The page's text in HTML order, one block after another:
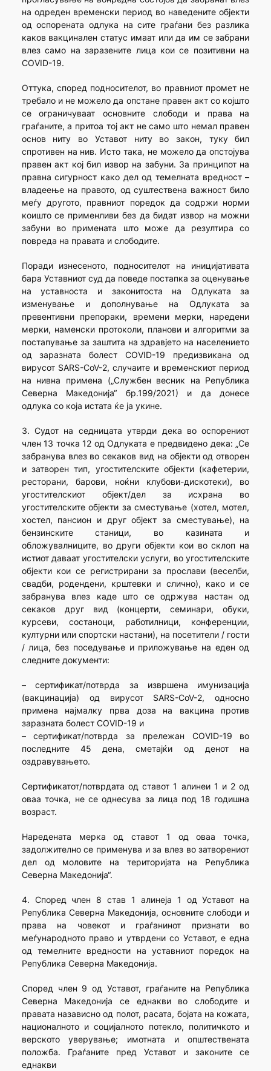
на одреден временски период во наведените објекти
од оспорената одлука на сите граѓани без разлика
каков вакцинален статус имаат или да им се забрани
влез само на заразените лица кои се позитивни на
COVID-19.
Оттука, според подносителот, во правниот промет не
требало и не можело да опстане правен акт со којшто
се ограничуваат основните слободи и права на
граѓаните, а притоа тој акт не само што немал правен
основ ниту во Уставот ниту во закон, туку бил
спротивен на нив. Исто така, не можело да опстојува
правен акт кој бил извор на забуни. За принципот на
правна сигурност како дел од темелната вредност –
владеење на правото, од суштествена важност било
меѓу другото, правниот поредок да содржи норми
коишто се применливи без да бидат извор на можни
забуни во примената што може да резултира со
повреда на правата и слободите.
Поради изнесеното, подносителот на иницијативата
бара Уставниот суд да поведе постапка за оценување
на уставноста и законитоста на Одлуката за
изменување и дополнување на Одлуката за
превентивни препораки, времени мерки, наредени
мерки, наменски протоколи, планови и алгоритми за
постапување за заштита на здравјето на населението
од заразната болест COVID-19 предизвикана од
вирусот SARS-CoV-2, случаите и временскиот период
на нивна примена („Службен весник на Република
Северна Македонија“ бр.199/2021) и да донесе
одлука со која истата ќе ја укине.
3. Судот на седницата утврди дека во оспорениот
член 13 точка 12 од Одлуката е предвидено дека: „Се
забранува влез во секаков вид на објекти од отворен
и затворен тип, угостителските објекти (кафетерии,
ресторани, барови, ноќни клубови-дискотеки), во
угостителскиот објект/дел за исхрана во
угостителските објекти за сместување (хотел, мотел,
хостел, пансион и друг објект за сместување), на
бензинските станици, во казината и
обложувалниците, во други објекти кои во склоп на
истиот даваат угостителски услуги, во угостителските
објекти кои се регистрирани за прослави (веселби,
свадби, родендени, крштевки и слично), како и се
забранува влез каде што се одржува настан од
секаков друг вид (концерти, семинари, обуки,
курсеви, состаноци, работилници, конференции,
културни или спортски настани), на посетители / гости
/ лица, без поседување и приложување на еден од
следните документи:
– сертификат/потврда за извршена имунизација
(вакцинација) од вирусот SARS-CoV-2, односно
примена најмалку прва доза на вакцина против
заразната болест COVID-19 и
– сертификат/потврда за прележан COVID-19 во
последните 45 дена, сметајќи од денот на
оздравувањето.
Сертификатот/потврдата од ставот 1 алинеи 1 и 2 од
оваа точка, не се однесува за лица под 18 годишна
возраст.
Наредената мерка од ставот 1 од оваа точка,
задолжително се применува и за влез во затворениот
дел од моловите на територијата на Република
Северна Македонија“.
4. Според член 8 став 1 алинеја 1 од Уставот на
Република Северна Македонија, основните слободи и
права на човекот и граѓанинот признати во
меѓународното право и утврдени со Уставот, е една
од темелните вредности на уставниот поредок на
Република Северна Македонија.
Според член 9 од Уставот, граѓаните на Република
Северна Македонија се еднакви во слободите и
правата назависно од полот, расата, бојата на кожата,
националното и социјалното потекло, политичкото и
верското уверување; имотната и општествената
положба. Граѓаните пред Уставот и законите се
еднакви